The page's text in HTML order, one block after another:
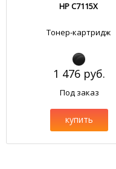
HP C7115X
Тонер-картридж
1 476 руб.
Под заказ
купить